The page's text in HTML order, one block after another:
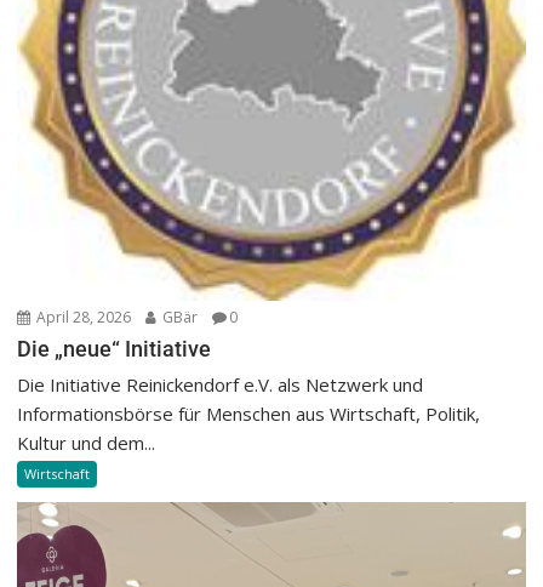
April 28, 2026 GBär 0
Die „neue“ Initiative
Die Initiative Reinickendorf e.V. als Netzwerk und
Informationsbörse für Menschen aus Wirtschaft, Politik,
Kultur und dem...
Wirtschaft